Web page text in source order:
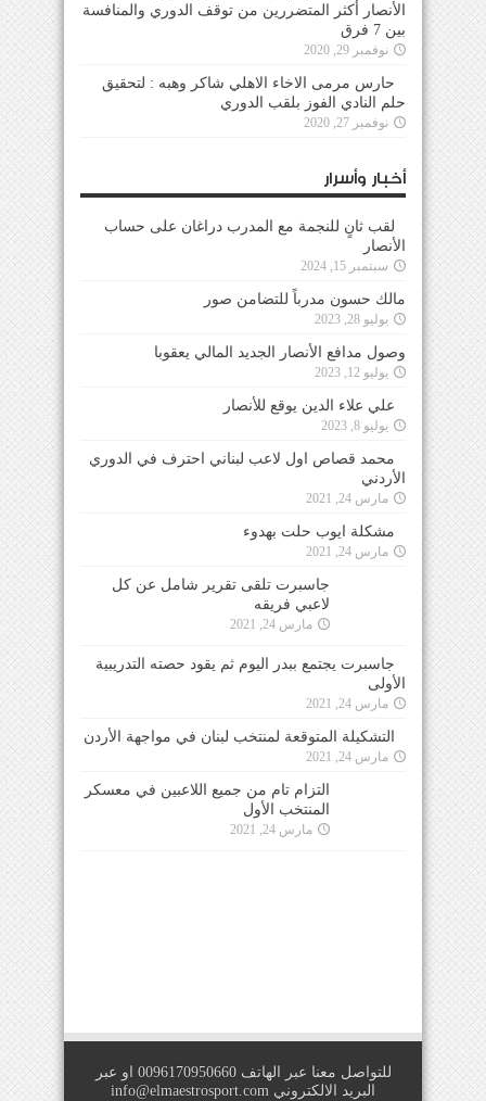
الأنصار أكثر المتضررين من توقف الدوري والمنافسة
بين 7 فرق
نوفمبر 29, 2020
حارس مرمى الاخاء الاهلي شاكر وهبه : لتحقيق
حلم النادي الفوز بلقب الدوري
نوفمبر 27, 2020
أخبار وأسرار
لقب ثانٍ للنجمة مع المدرب دراغان على حساب
الأنصار
سبتمبر 15, 2024
مالك حسون مدرباً للتضامن صور
يوليو 28, 2023
وصول مدافع الأنصار الجديد المالي يعقوبا
يوليو 12, 2023
علي علاء الدين يوقع للأنصار
يوليو 8, 2023
محمد قصاص اول لاعب لبناني احترف في الدوري
الأردني
مارس 24, 2021
مشكلة ايوب حلت بهدوء
مارس 24, 2021
جاسبرت تلقى تقرير شامل عن كل لاعبي فريقه
الأولى
مارس 24, 2021
التشكيلة المتوقعة لمنتخب لبنان في مواجهة الأردن
مارس 24, 2021
التزام تام من جميع اللاعبين في معسكر
المنتخب الأول
مارس 24, 2021
للتواصل معنا عبر الهاتف 0096170950660 او عبر
البريد الالكتروني info@elmaestrosport.com